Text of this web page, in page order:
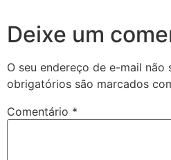
Deixe um
O seu endereço de e-mail não
obrigatórios são marcados
Comentário *